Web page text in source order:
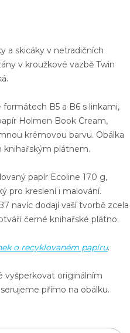
a skicáky v netradičních
v kroužkové vazbě Twin
formátech B5 a B6 s linkami,
Holmen Book Cream,
krémovou barvu. Obálka
knihařským plátnem.
papír Ecoline 170 g,
pro kreslení i malování.
navíc dodají vaší tvorbě zcela
černé knihařské plátno.
o recyklovaném papíru.
vyšperkovat originálním
přímo na obálku.